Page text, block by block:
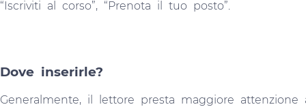
“Iscriviti al corso”, “Prenota il tuo posto”.
Dove inserirle?
Generalmente, il lettore presta maggiore